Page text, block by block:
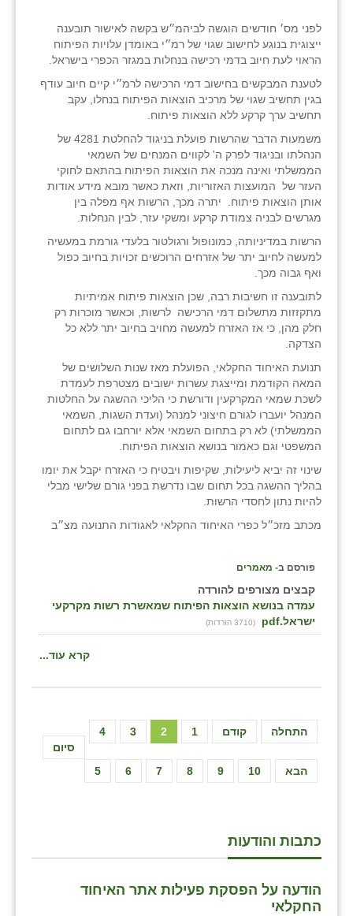
לפני מס׳ חודשים הוגשה לביהמ״ש בקשה לאישור תובענה
ייצוגית בנוגע לחישוב שגוי של רמ״י באומדן עלויות הפיתוח
הראוי לעת חיוב בדמי רכישה בנחלות במגזר הכפרי בישראל.
לטענת המבקשים בחישוב דמי הרכישה לרמ״י קיים חיוב עודף
בגין תחשיב שגוי של מרכיב הוצאות הפיתוח בנחלו, עקב
תחשיב ערך קרקע ללא הוצאות פיתוח.
משמעות הדבר שהרשות פועלת בניגוד להחלטת 4281 של
הנהלתו ובניגוד לפרק ה' לקווים המנחים של השמאי
הממשלתי ואינה מנכה את הוצאות הפיתוח בהתאם לחוקי
העזר של המועצות האזוריות, וזאת כאשר מובא מידע אודות
אותן הוצאות פיתוח. יתרה מכך, הרשות אף מפלה בין
מגרשים לבניה צמודת קרקע ומשקי עזר, לבין הנחלות.
הרשות במדיניותה, כמונופול ורגולטור בלעדי גורמת במעשיה
למעשה לחיוב יתר של אזרחים הרוכשים זכויות בחיוב כפול
ואף גבוה מכך.
לתובענה זו חשיבות רבה, שכן הוצאות פיתוח אמיתיות
מתקזזות מתשלום דמי הרכישה לרשות, וכאשר מוכרות רק
חלק מהן, כי אז האזרח למעשה מחויב בחיוב יתר ללא כל
הצדקה.
תנועת האיחוד החקלאי, הפועלת מאז שנות השלושים של
המאה הקודמת ומייצגת עשרות ישובים מצטרפת לעמדת
לשכת שמאי המקרקעין ודורשת כי הליכי ההשגה על החלטות
המנהל יועברו לגורם חיצוני למנהל (ועדת השגות, השמאי
הממשלתי) לא רק בתחום השמאי אלא יורחבו גם לתחום
המשפטי וגם כאמור בנושא הוצאות הפיתוח.
שינוי זה יביא ליעילות, שקיפות ויבטיח כי האזרח יקבל את יומו
בהליך ההשגה בכל תחום שבו נדרשת בפני גורם שלישי מבלי
להיות נתון לחסדי הרשות.
מכתב מזכ״ל כפרי האיחוד החקלאי לאגודות התנועה מצ״ב
פורסם ב- מאמרים
קבצים מצורפים להורדה
עמדה בנושא הוצאות הפיתוח שמאשרת רשות מקרקעי
ישראל.pdf
(3710 הורדות)
קרא עוד...
התחלה קודם 1
2
3
4
5 6 7 8 9 10 הבא
סיום
כתבות והודעות
הודעה על הפסקת פעילות אתר האיחוד
החקלאי